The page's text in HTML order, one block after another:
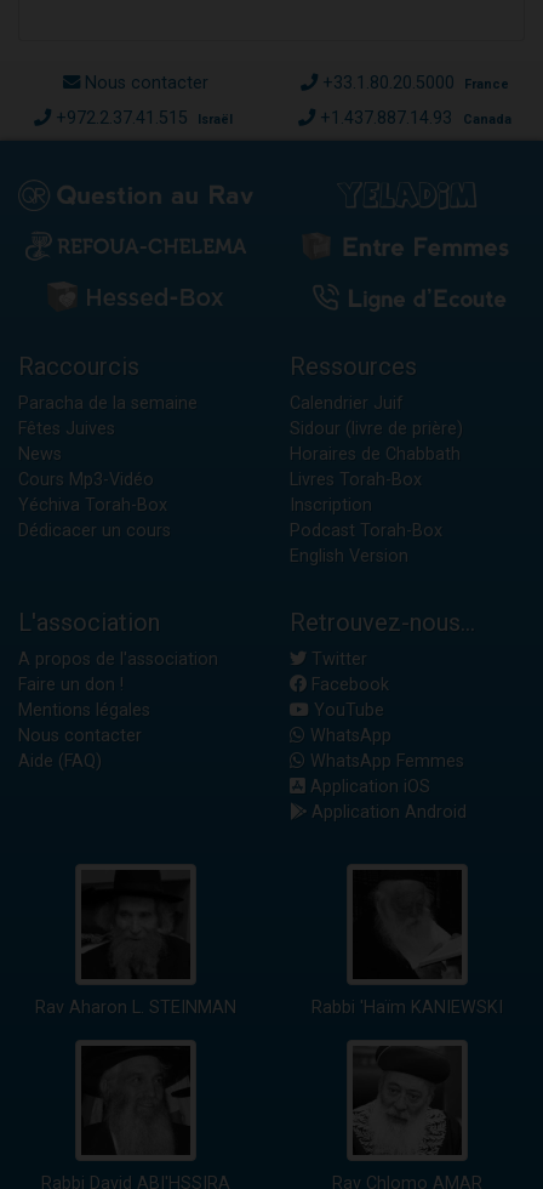
Nous contacter +33.1.80.20.5000 France
+972.2.37.41.515 Israël +1.437.887.14.93 Canada
Raccourcis
Paracha de la semaine
Fêtes Juives
News
Cours Mp3-Vidéo
Yéchiva Torah-Box
Dédicacer un cours
Ressources
Calendrier Juif
Sidour (livre de prière)
Horaires de Chabbath
Livres Torah-Box
Inscription
Podcast Torah-Box
English Version
L'association
A propos de l'association
Faire un don !
Mentions légales
Nous contacter
Aide (FAQ)
Retrouvez-nous...
Twitter
Facebook
YouTube
WhatsApp
WhatsApp Femmes
Application iOS
Application Android
Rav Aharon L. STEINMAN Rabbi 'Haïm KANIEWSKI
Rabbi David ABI'HSSIRA Rav Chlomo AMAR